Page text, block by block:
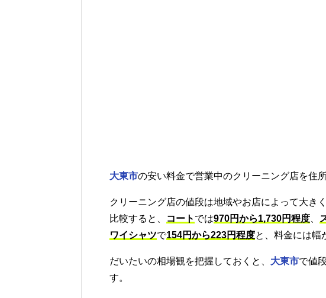
大東市の安い料金で営業中のクリーニング店を住
クリーニング店の値段は地域やお店によって大き
比較すると、
コート では970円から1,730円程度
ワイシャツで154円から223円程度と、料金には幅
だいたいの相場観を把握しておくと、 大東市で値
す。